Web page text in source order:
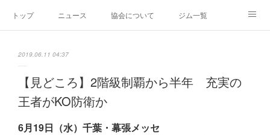
トップ ニュース 協会について ジム一覧
2019.06.11 04:37
【見どころ】2階級制覇から半年 充実の
王者がKO防衛か
6月19日（水）千葉・幕張メッセ